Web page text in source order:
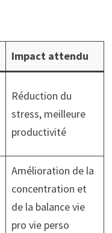
Impact attendu
Réduction du
stress, meilleure
productivité
Amélioration de la
concentration et
de la balance vie
pro vie perso